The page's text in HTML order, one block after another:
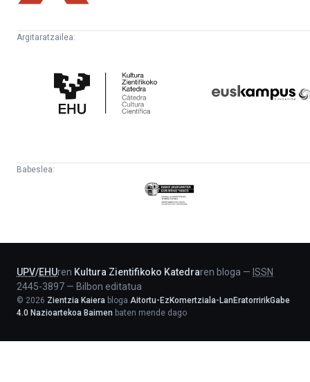
Argitaratzailea:
Zientifikoko
Katedra
Babeslea:
Eusko
Jaurlaritza
UPV/EHUren Kultura Zientifikoko Katedraren bloga — ISSN
2445-3897 — Bilbon editatua
© 2026 Zientzia Kaiera bloga Aitortu-EzKomertziala-LanEratorririkGabe
4.0 Nazioartekoa Baimen baten mende dago